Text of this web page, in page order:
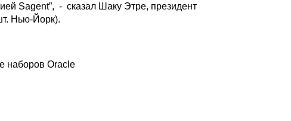
Sagent”, - сказал Шаку Этре, президент
Нью-Йорк).
наборов Oracle